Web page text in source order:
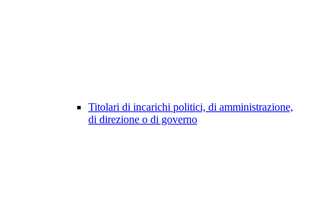
Titolari di incarichi politici, di amministrazione,
di direzione o di governo